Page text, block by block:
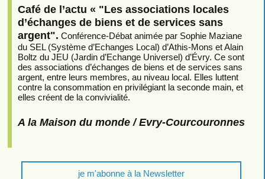
Café de l’actu « "Les associations locales
d’échanges de biens et de services sans
argent". Conférence-Débat animée par Sophie Maziane
du SEL (Système d’Echanges Local) d’Athis-Mons et Alain
Boltz du JEU (Jardin d’Echange Universel) d’Évry. Ce sont
des associations d’échanges de biens et de services sans
argent, entre leurs membres, au niveau local. Elles luttent
contre la consommation en privilégiant la seconde main, et
elles créent de la convivialité.
A la Maison du monde / Evry-Courcouronnes
je m'abonne à la Newsletter